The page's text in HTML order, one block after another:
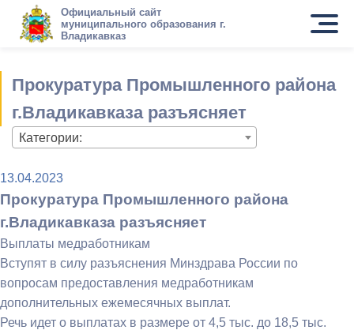
Официальный сайт
муниципального образования г.
Владикавказ
Прокуратура Промышленного района
г.Владикавказа разъясняет
Категории:
13.04.2023
Прокуратура Промышленного района
г.Владикавказа разъясняет
Выплаты медработникам
Вступят в силу разъяснения Минздрава России по
вопросам предоставления медработникам
дополнительных ежемесячных выплат.
Речь идет о выплатах в размере от 4,5 тыс. до 18,5 тыс.